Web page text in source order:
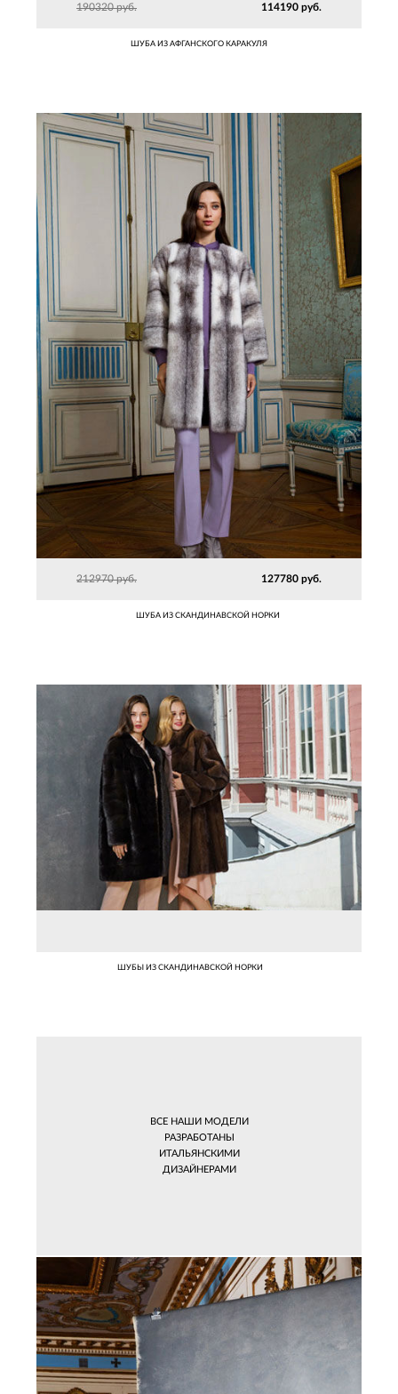
ШУБА ИЗ АФГАНСКОГО КАРАКУЛЯ
190320 руб. 114190 руб.
ШУБА ИЗ СКАНДИНАВСКОЙ НОРКИ
212970 руб. 127780 руб.
ШУБЫ ИЗ СКАНДИНАВСКОЙ НОРКИ
ВСЕ НАШИ МОДЕЛИ
РАЗРАБОТАНЫ
ИТАЛЬЯНСКИМИ
ДИЗАЙНЕРАМИ